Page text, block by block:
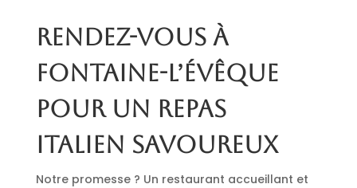
Rendez-vous à
Fontaine-l’Évêque
pour un repas
italien savoureux
Notre promesse ? Un restaurant accueillant et